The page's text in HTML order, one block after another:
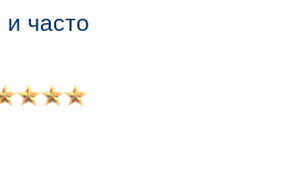
и часто